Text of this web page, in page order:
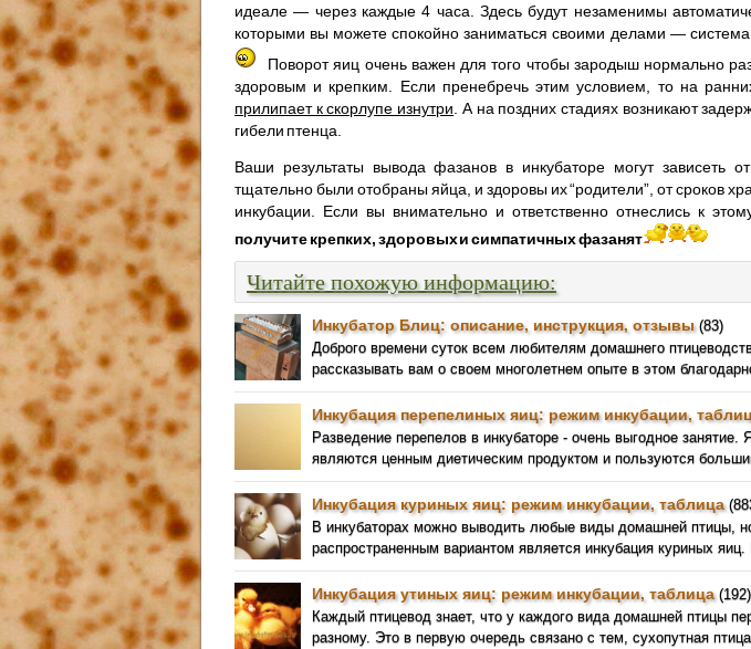
идеале — через каждые 4 часа. Здесь будут незаменимы
которыми вы можете спокойно заниматься своими делами — система
Поворот яиц очень важен для того чтобы зародыш нормально
здоровым и крепким. Если пренебречь этим условием, то на
прилипает к скорлупе изнутри. А на поздних стадиях возникают
гибели птенца.
Ваши результаты вывода фазанов в инкубаторе могут зависеть
тщательно были отобраны яйца, и здоровы их “родители”, от сроков
инкубации. Если вы внимательно и ответственно отнеслись к
получите крепких, здоровых и симпатичных фазанят
Читайте похожую информацию:
Инкубатор Блиц: описание, инструкция, отзывы(83)
Доброго времени суток всем любителям домашнего
рассказывать вам о своем многолетнем опыте в этом
Инкубация перепелиных яиц: режим инкубации,
Разведение перепелов в инкубаторе - очень выгодное
являются ценным диетическим продуктом и пользуются
Инкубация куриных яиц: режим инкубации, таблица
В инкубаторах можно выводить любые виды домашней птицы,
распространенным вариантом является инкубация куриных
Инкубация утиных яиц: режим инкубации, таблица(192)
Каждый птицевод знает, что у каждого вида домашней птицы
разному. Это в первую очередь связано с тем, сухопутная